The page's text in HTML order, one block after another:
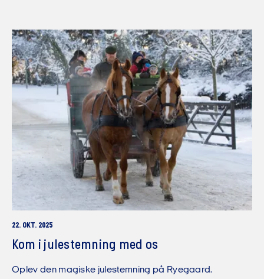
22. OKT. 2025
Kom i julestemning med os
Oplev den magiske julestemning på Ryegaard.